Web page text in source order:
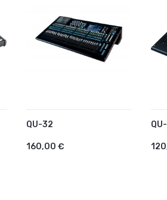
QU-32
160,00 €
AJOUTER AU PANIER